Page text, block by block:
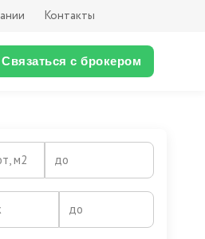
Контакты
Связаться с брокером
м2 до
до